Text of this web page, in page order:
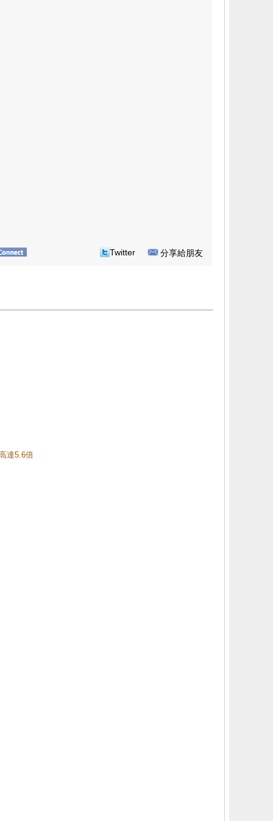
Twitter 分享給朋友
達5.6倍